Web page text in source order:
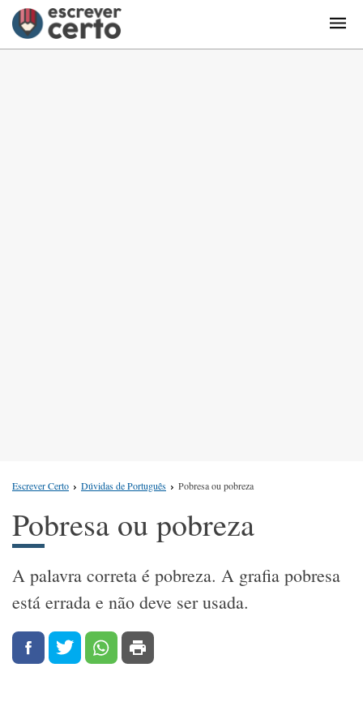
Escrever Certo Dúvidas de Português Pobresa ou pobreza
Pobresa ou pobreza
A palavra correta é pobreza. A grafia pobresa
está errada e não deve ser usada.